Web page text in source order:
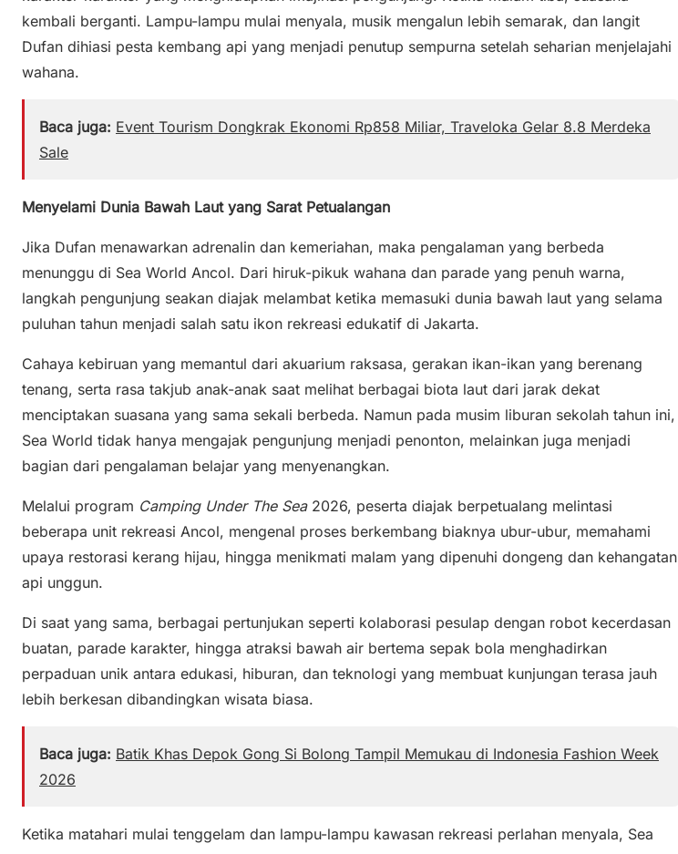
kembali berganti. Lampu-lampu mulai menyala, musik mengalun lebih semarak, dan langit
Dufan dihiasi pesta kembang api yang menjadi penutup sempurna setelah seharian menjelajahi
wahana.
Baca juga: Event Tourism Dongkrak Ekonomi Rp858 Miliar, Traveloka Gelar 8.8 Merdeka
Sale
Menyelami Dunia Bawah Laut yang Sarat Petualangan
Jika Dufan menawarkan adrenalin dan kemeriahan, maka pengalaman yang berbeda
menunggu di Sea World Ancol. Dari hiruk-pikuk wahana dan parade yang penuh warna,
langkah pengunjung seakan diajak melambat ketika memasuki dunia bawah laut yang selama
puluhan tahun menjadi salah satu ikon rekreasi edukatif di Jakarta.
Cahaya kebiruan yang memantul dari akuarium raksasa, gerakan ikan-ikan yang berenang
tenang, serta rasa takjub anak-anak saat melihat berbagai biota laut dari jarak dekat
menciptakan suasana yang sama sekali berbeda. Namun pada musim liburan sekolah tahun ini,
Sea World tidak hanya mengajak pengunjung menjadi penonton, melainkan juga menjadi
bagian dari pengalaman belajar yang menyenangkan.
Melalui program Camping Under The Sea2026, peserta diajak berpetualang melintasi
beberapa unit rekreasi Ancol, mengenal proses berkembang biaknya ubur-ubur, memahami
upaya restorasi kerang hijau, hingga menikmati malam yang dipenuhi dongeng dan kehangatan
api unggun.
Di saat yang sama, berbagai pertunjukan seperti kolaborasi pesulap dengan robot kecerdasan
buatan, parade karakter, hingga atraksi bawah air bertema sepak bola menghadirkan
perpaduan unik antara edukasi, hiburan, dan teknologi yang membuat kunjungan terasa jauh
lebih berkesan dibandingkan wisata biasa.
Baca juga: Batik Khas Depok Gong Si Bolong Tampil Memukau di Indonesia Fashion Week
2026
Ketika matahari mulai tenggelam dan lampu-lampu kawasan rekreasi perlahan menyala, Sea